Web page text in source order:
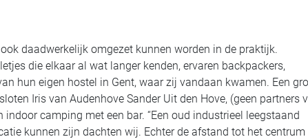
daadwerkelijk omgezet kunnen worden in de praktijk.
die elkaar al wat langer kenden, ervaren backpackers,
hun eigen hostel in Gent, waar zij vandaan kwamen. Een
Iris van Audenhove Sander Uit den Hove, (geen partners
camping met een bar. “Een oud industrieel leegstaand
kunnen zijn dachten wij. Echter de afstand tot het centrum